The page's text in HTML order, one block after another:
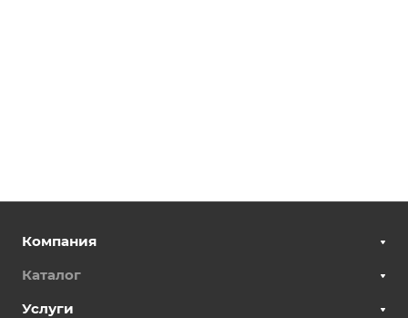
Компания
Каталог
Услуги